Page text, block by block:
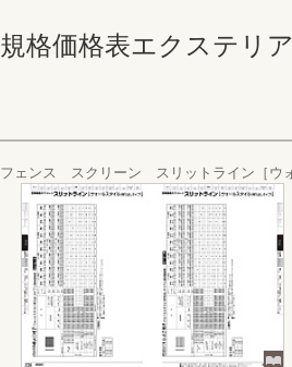
規格価格表エクステリ
フェンス スクリーン スリットライン［ウ